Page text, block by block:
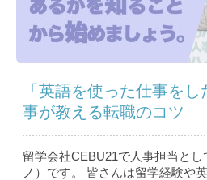
「英語を使った仕事を
事が教える転職のコツ
留学会社CEBU21で人事担当と
ノ）です。 皆さんは留学経験や